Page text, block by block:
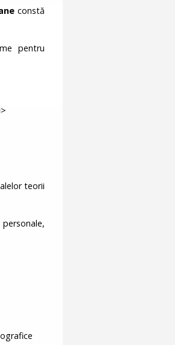
constă
pentru
teorii